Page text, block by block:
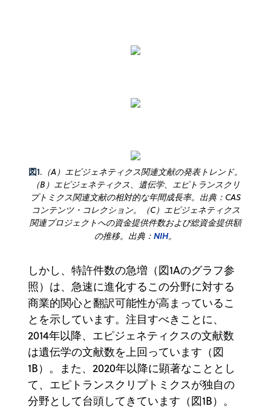
図1. （A）エピジェネティクス関連文献の発表トレンド。
（B）エピジェネティクス、遺伝学、エピトランスクリ
プトミクス関連文献の相対的な年間成長率。出典：CAS
コンテンツ・コレクション。（C）エピジェネティクス
関連プロジェクトへの資金提供件数および総資金提供額
の推移。出典： NIH。
しかし、特許件数の急増（図1Aのグラフ参
照）は、急速に進化するこの分野に対する
商業的関心と翻訳可能性が高まっているこ
とを示しています。注目すべきことに、
2014年以降、エピジェネティクスの文献数
は遺伝学の文献数を上回っています（図
1B）。また、2020年以降に顕著なこととし
て、エピトランスクリプトミクスが独自の
分野として台頭してきています（図1B）。